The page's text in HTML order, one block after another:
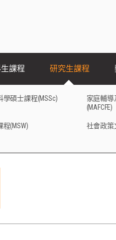
課程 研究生課程
碩士課程(MSSc)
(MSW)
家庭輔
(MAFCFE)
社會政策